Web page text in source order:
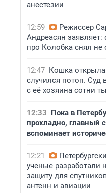
анестезии
12:59
Режиссер
Андреасян
про Колобка снял не
12:47 Кошка открыла
случился потоп. Суд
с её хозяина сотни
12:33 Пока в
прохладно, главный
вспоминает
12:21
ученые разработали
защиту для
антенн и авиации